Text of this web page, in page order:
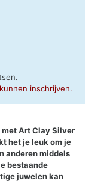
inschrijven.
Art Clay Silver
het je leuk om je
anderen middels
bestaande
juwelen kan